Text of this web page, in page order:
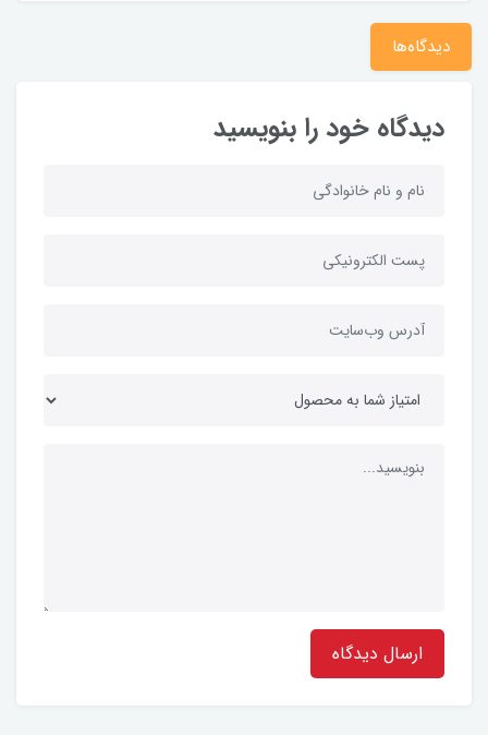
دیدگاه‌ها
دیدگاه خود را بنویسید
ارسال دیدگاه